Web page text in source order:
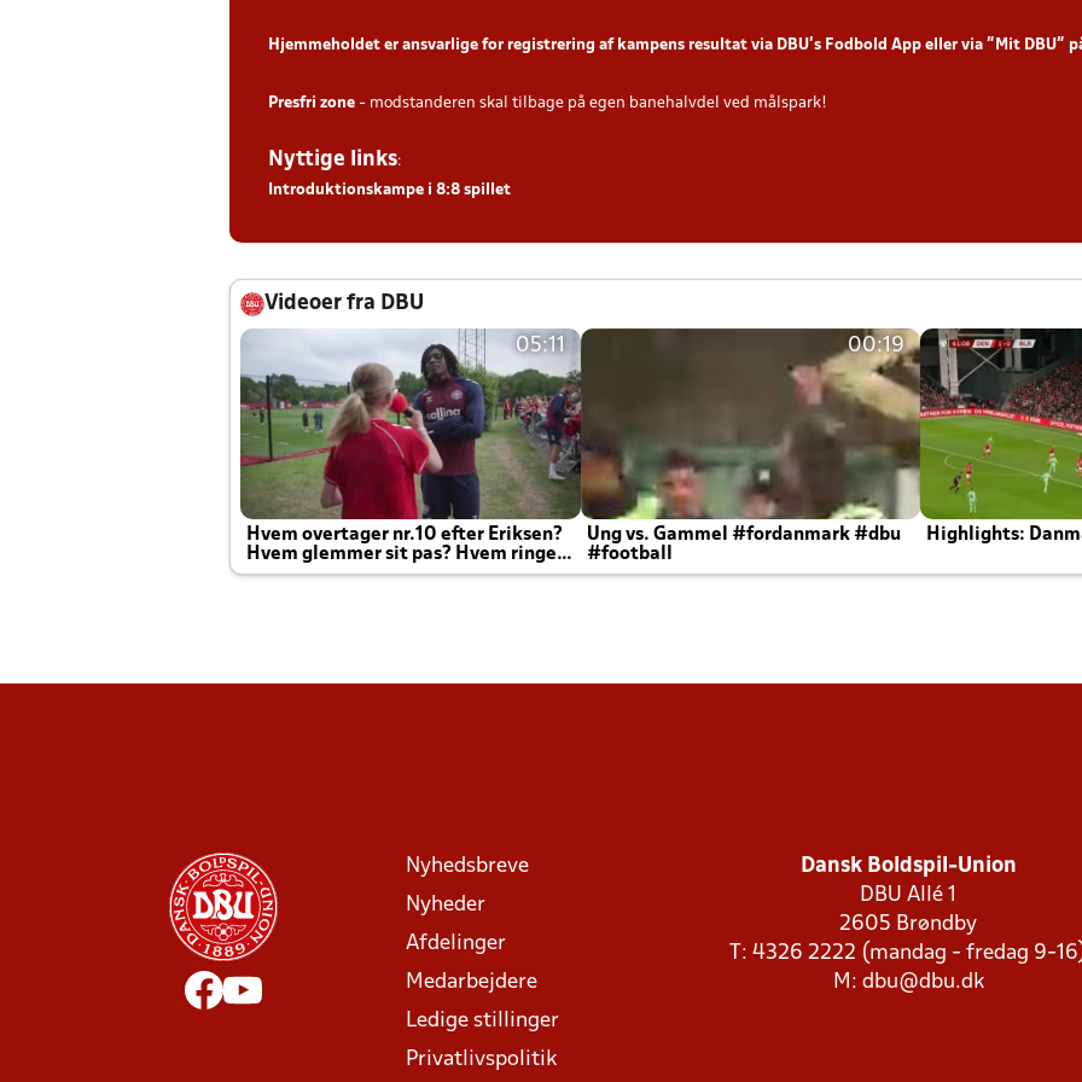
Hjemmeholdet er ansvarlige for registrering af kampens resultat via DBU’s Fodbold App eller via ”Mit DBU”
Presfri zone - modstanderen skal tilbage på egen banehalvdel ved målspark!
Nyttige links:
Introduktionskampe i 8:8 spillet
Videoer fra DBU
05:11
Hvem overtager nr.10 efter Eriksen?
Hvem glemmer sit pas? Hvem ringer
Joachim altid til efter kampe?
00:19
Ung vs. Gammel #fordanmark #dbu
#football
Highlights:
Nyhedsbreve
Nyheder
Afdelinger
Medarbejdere
Ledige stillinger
Privatlivspolitik
Dansk Boldspil-Union
DBU Allé 1
2605 Brøndby
T: 4326 2222 (mandag - fredag 9-
M: dbu@dbu.dk